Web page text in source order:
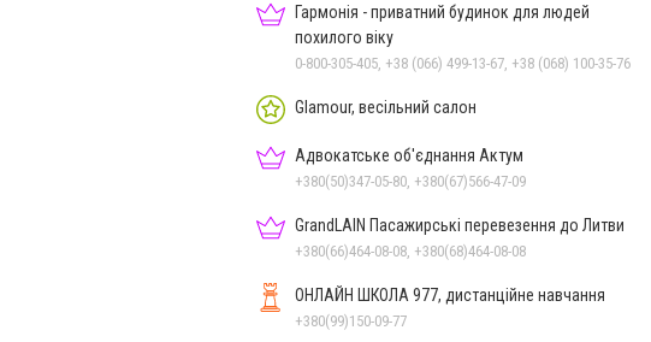
Гармонія - приватний будинок для людей
похилого віку
0-800-305-405, +38 (066) 499-13-67, +38 (068) 100-35-76
Glamour, весільний салон
Адвокатське об'єднання Актум
+380(50)347-05-80, +380(67)566-47-09
GrandLAIN Пасажирські перевезення до Литви
+380(66)464-08-08, +380(68)464-08-08
ОНЛАЙН ШКОЛА 977, дистанційне навчання
+380(99)150-09-77